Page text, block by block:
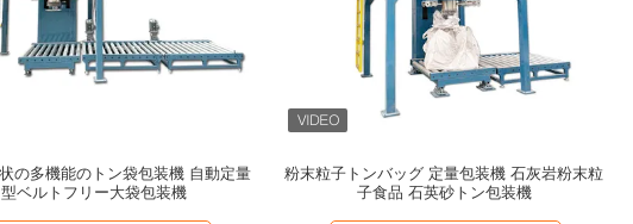
の多機能のトン袋包装機 自動定量
型ベルトフリー大袋包装機
粉末粒子トンバッグ 定量包装機 石灰岩粉末粒
子食品 石英砂トン包装機